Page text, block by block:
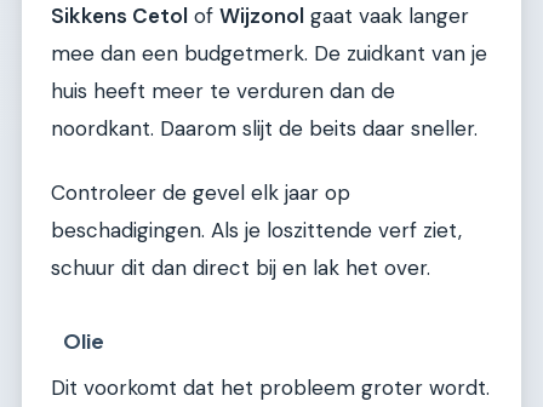
Sikkens Cetol of Wijzonol gaat vaak langer
mee dan een budgetmerk. De zuidkant van je
huis heeft meer te verduren dan de
noordkant. Daarom slijt de beits daar sneller.
Controleer de gevel elk jaar op
beschadigingen. Als je loszittende verf ziet,
schuur dit dan direct bij en lak het over.
Olie
Dit voorkomt dat het probleem groter wordt.